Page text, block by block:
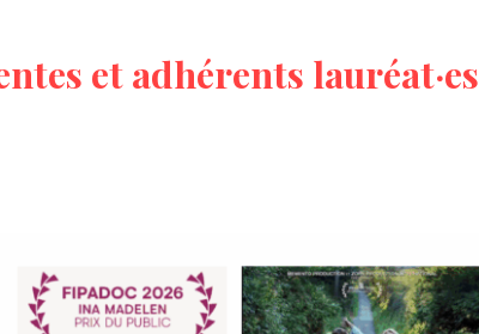
et adhérents lauréat·es